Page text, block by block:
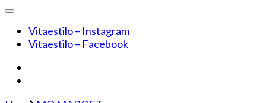
Vitaestilo – Instagram
Vitaestilo – Facebook